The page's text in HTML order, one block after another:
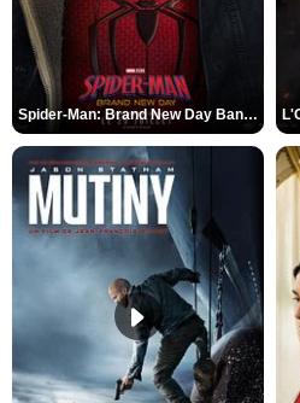
Spider-Man: Brand New Day Bande-annonce VO STFR